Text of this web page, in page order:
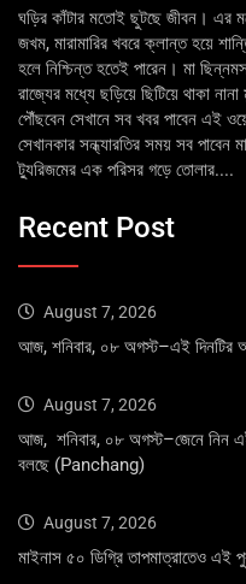
ঘড়ির কাঁটার মতোই ছুটছে জীবন। এর
জখম, মারামারির খবরে ক্লান্ত হয়ে
হলে নিশ্চিন্ত হতেই পারেন। মা
রাজ্যের মধ্যে ছড়িয়ে ছিটিয়ে থাকা
পৌঁছবেন সেখানে সব খবর পাবেন এই
সেখানকার সন্ধ্যারতির সময় সব পাবেন
ট্যুরিজমের এক পরিসর গড়ে তোলার....
Recent Post
August 7, 2026
আজ, শনিবার, ০৮ অগস্ট–এই
August 7, 2026
আজ, শনিবার, ০৮ অগস্ট–জেনে নিন এই
বলছে (Panchang)
August 7, 2026
মাইনাস ৫০ ডিগ্রি তাপমাত্রাতেও